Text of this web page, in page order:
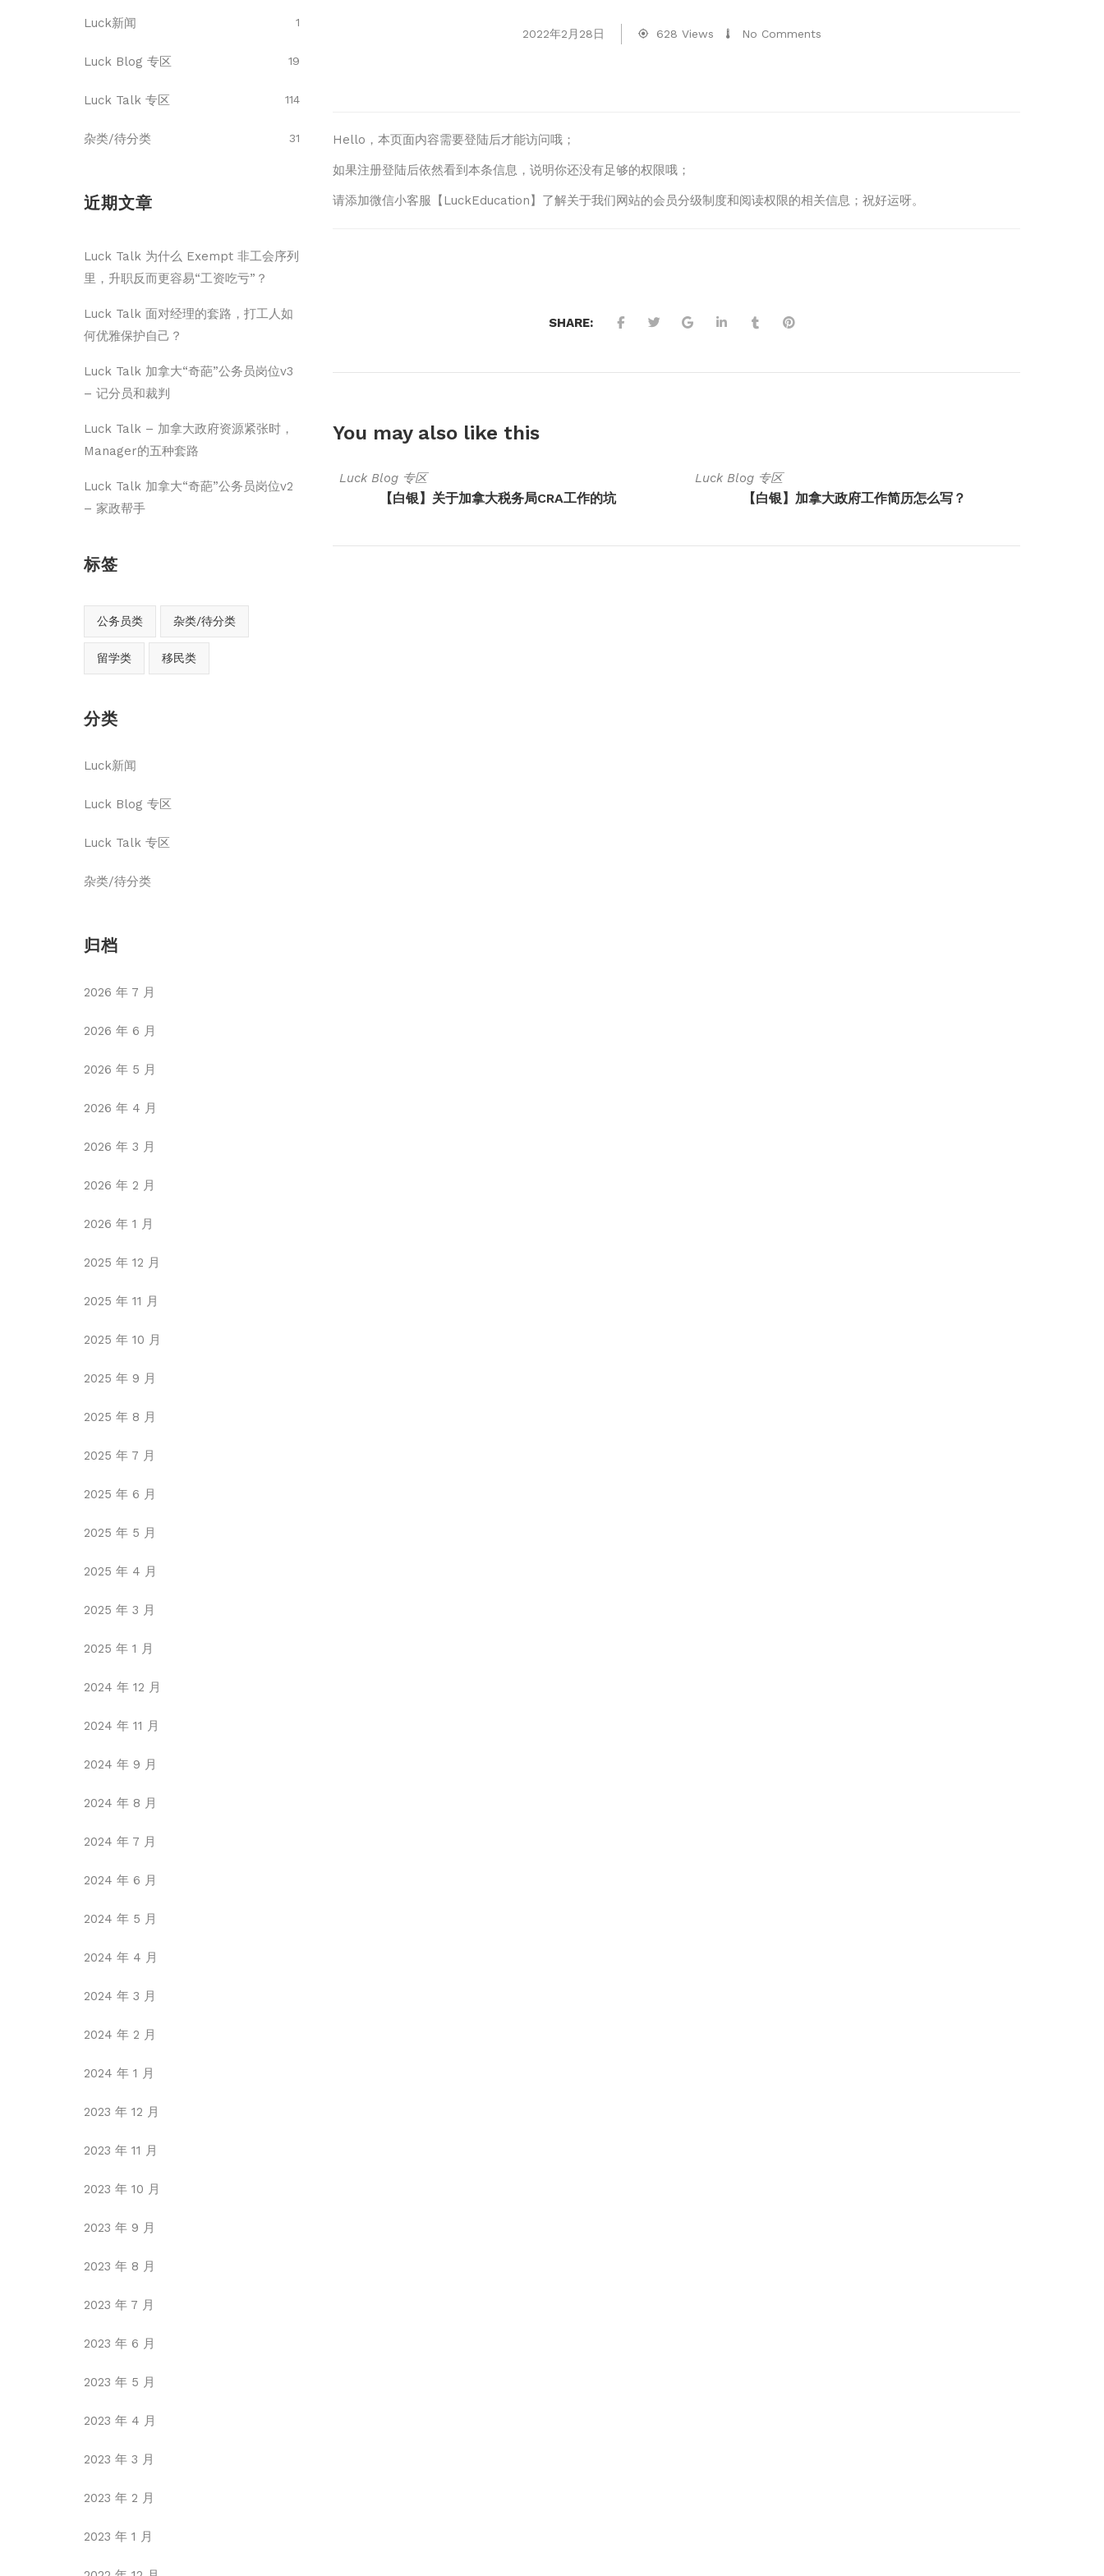
2022年2月28日 628 Views No Comments
Hello，本页面内容需要登陆后才能访问哦；
如果注册登陆后依然看到本条信息，说明你还没有足够的权限哦；
请添加微信小客服【LuckEducation】了解关于我们网站的会员分级制度和阅读权限的相关信息；祝好运呀。
SHARE:
You may also like this
Luck Blog 专区
【白银】关于加拿大税务局CRA工作的坑
Luck Blog 专区
【白银】加拿大政府工作简历怎么写？
Luck新闻 1
Luck Blog 专区 19
Luck Talk 专区 114
杂类/待分类 31
近期文章
Luck Talk 为什么 Exempt 非工会序列
里，升职反而更容易“工资吃亏”？
Luck Talk 面对经理的套路，打工人如
何优雅保护自己？
Luck Talk 加拿大“奇葩”公务员岗位v3
– 记分员和裁判
Luck Talk – 加拿大政府资源紧张时，
Manager的五种套路
Luck Talk 加拿大“奇葩”公务员岗位v2
– 家政帮手
标签
公务员类 杂类/待分类
留学类 移民类
分类
Luck新闻
Luck Blog 专区
Luck Talk 专区
杂类/待分类
归档
2026 年 7 月
2026 年 6 月
2026 年 5 月
2026 年 4 月
2026 年 3 月
2026 年 2 月
2026 年 1 月
2025 年 12 月
2025 年 11 月
2025 年 10 月
2025 年 9 月
2025 年 8 月
2025 年 7 月
2025 年 6 月
2025 年 5 月
2025 年 4 月
2025 年 3 月
2025 年 1 月
2024 年 12 月
2024 年 11 月
2024 年 9 月
2024 年 8 月
2024 年 7 月
2024 年 6 月
2024 年 5 月
2024 年 4 月
2024 年 3 月
2024 年 2 月
2024 年 1 月
2023 年 12 月
2023 年 11 月
2023 年 10 月
2023 年 9 月
2023 年 8 月
2023 年 7 月
2023 年 6 月
2023 年 5 月
2023 年 4 月
2023 年 3 月
2023 年 2 月
2023 年 1 月